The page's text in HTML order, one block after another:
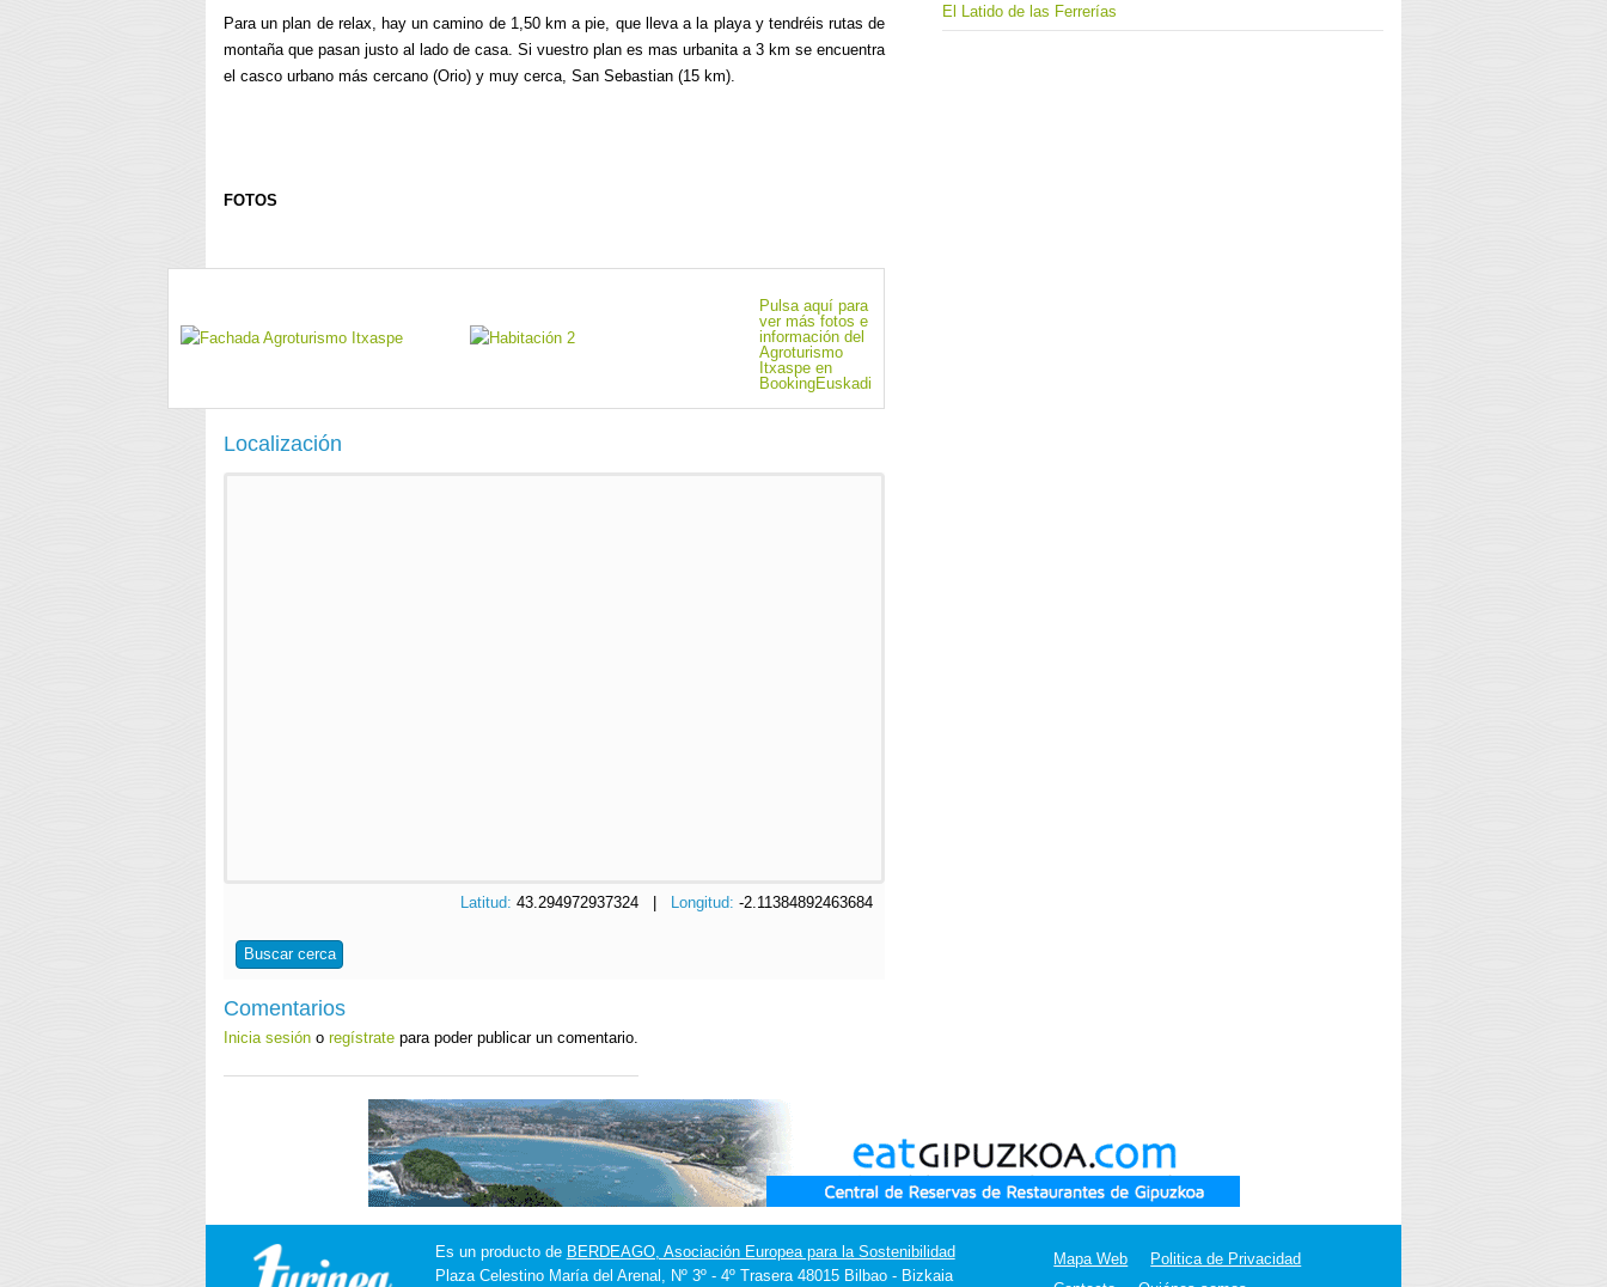
Para un plan de relax, hay un camino de 1,50 km a pie, que lleva a la playa y tendréis rutas de
montaña que pasan justo al lado de casa. Si vuestro plan es mas urbanita a 3 km se encuentra
el casco urbano más cercano (Orio) y muy cerca, San Sebastian (15 km).
FOTOS
Pulsa aquí para
ver más fotos e
información del
Agroturismo
Itxaspe en
BookingEuskadi
Localización
Latitud:43.294972937324 | Longitud:-2.11384892463684
Buscar cerca
Comentarios
Inicia sesión o regístrate para poder publicar un comentario.
El Latido de las Ferrerías
Es un producto de BERDEAGO, Asociación Europea para la Sostenibilidad
Plaza Celestino María del Arenal, Nº 3º - 4º Trasera 48015 Bilbao - Bizkaia
Mapa Web
Politica de Privacidad